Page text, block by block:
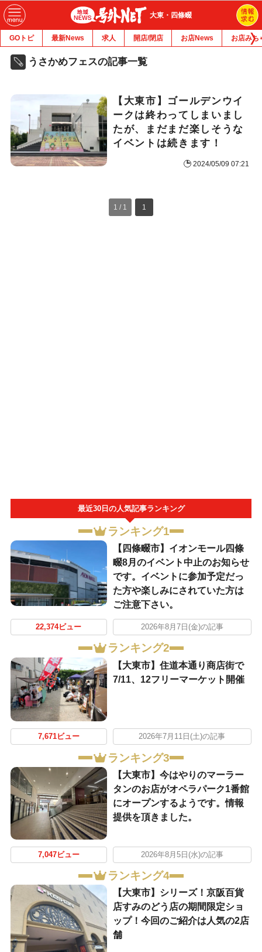
大東・四條畷
GOトピ 最新News 求人 開店/閉店 お店News お店みち
うさかめフェスの記事一覧
【大東市】ゴールデンウイ
ークは終わってしまいまし
たが、まだまだ楽しそうな
イベントは続きます！
2024/05/09 07:21
1 / 1 1
最近30日の人気記事ランキング
ランキング1
【四條畷市】イオンモール四條
畷8月のイベント中止のお知らせ
です。イベントに参加予定だっ
た方や楽しみにされていた方は
ご注意下さい。
22,374ビュー 2026年8月7日(金)の記事
ランキング2
【大東市】住道本通り商店街で
7/11、12フリーマーケット開催
7,671ビュー 2026年7月11日(土)の記事
ランキング3
【大東市】今はやりのマーラー
タンのお店がオペラパーク1番館
にオープンするようです。情報
提供を頂きました。
7,047ビュー 2026年8月5日(水)の記事
ランキング4
【大東市】シリーズ！京阪百貨
店すみのどう店の期間限定ショ
ップ！今回のご紹介は人気の2店
舗